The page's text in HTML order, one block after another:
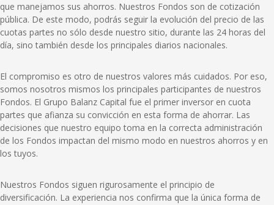
que manejamos sus ahorros. Nuestros Fondos son de cotización
pública. De este modo, podrás seguir la evolución del precio de las
cuotas partes no sólo desde nuestro sitio, durante las 24 horas del
día, sino también desde los principales diarios nacionales.
El compromiso es otro de nuestros valores más cuidados. Por eso,
somos nosotros mismos los principales participantes de nuestros
Fondos. El Grupo Balanz Capital fue el primer inversor en cuota
partes que afianza su convicción en esta forma de ahorrar. Las
decisiones que nuestro equipo toma en la correcta administración
de los Fondos impactan del mismo modo en nuestros ahorros y en
los tuyos.
Nuestros Fondos siguen rigurosamente el principio de
diversificación. La experiencia nos confirma que la única forma de